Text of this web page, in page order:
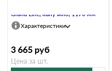
Grand Line, капучино, 1170 мм
Характеристики
3 665 руб
Цена за шт.